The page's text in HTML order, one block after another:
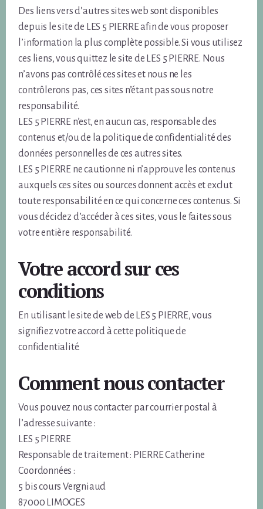
Des liens vers d’autres sites web sont disponibles
depuis le site de LES 5 PIERRE afin de vous proposer
l’information la plus complète possible. Si vous utilisez
ces liens, vous quittez le site de LES 5 PIERRE. Nous
n’avons pas contrôlé ces sites et nous ne les
contrôlerons pas, ces sites n’étant pas sous notre
responsabilité.
LES 5 PIERRE n’est, en aucun cas, responsable des
contenus et/ou de la politique de confidentialité des
données personnelles de ces autres sites.
LES 5 PIERRE ne cautionne ni n’approuve les contenus
auxquels ces sites ou sources donnent accès et exclut
toute responsabilité en ce qui concerne ces contenus. Si
vous décidez d’accéder à ces sites, vous le faites sous
votre entière responsabilité.
Votre accord sur ces
conditions
En utilisant le site de web de LES 5 PIERRE, vous
signifiez votre accord à cette politique de
confidentialité.
Comment nous contacter
Vous pouvez nous contacter par courrier postal à
l’adresse suivante :
LES 5 PIERRE
Responsable de traitement : PIERRE Catherine
Coordonnées :
5 bis cours Vergniaud
87000 LIMOGES